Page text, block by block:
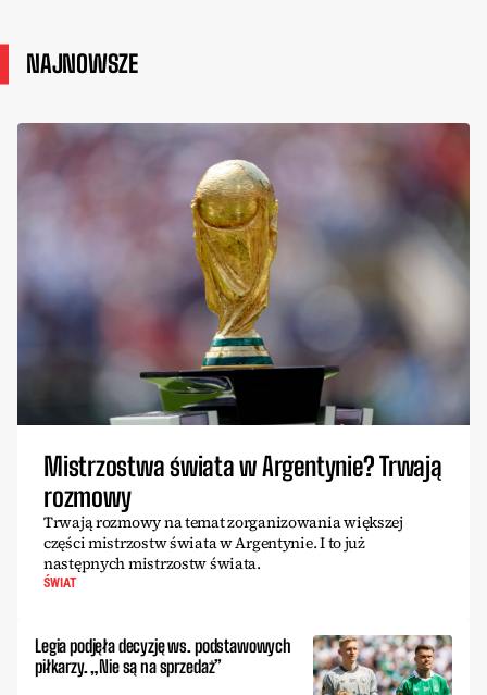
NAJNOWSZE
Mistrzostwa świata w Argentynie? Trwają
rozmowy
Trwają rozmowy na temat zorganizowania większej
części mistrzostw świata w Argentynie. I to już
następnych mistrzostw świata.
ŚWIAT
Legia podjęła decyzję ws. podstawowych
piłkarzy. „Nie są na sprzedaż”